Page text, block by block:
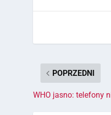
POPRZEDNI
WHO jasno: telefony